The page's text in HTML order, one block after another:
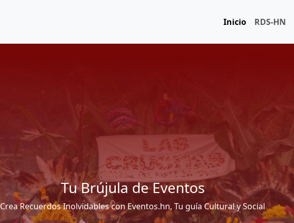
Inicio RDS-HN
Tu Brújula de Eventos
Crea Recuerdos Inolvidables con Eventos.hn, Tu guía Cultural y Social